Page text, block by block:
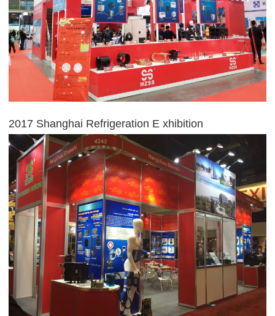
2017 Shanghai Refrigeration E xhibition